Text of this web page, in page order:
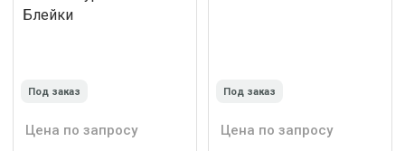
Под заказ
Цена по запросу
Под заказ
Цена по запросу